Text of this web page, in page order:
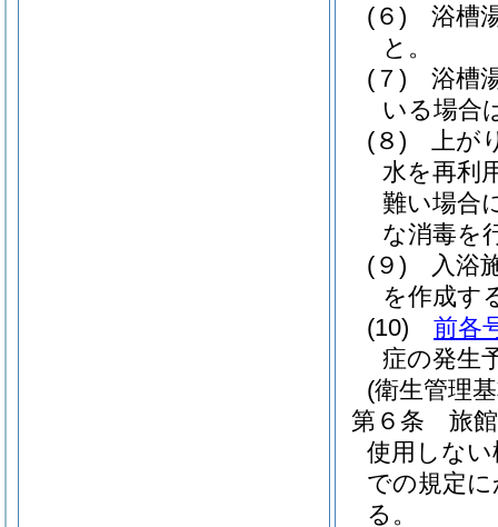
(６)
浴槽
と。
(７)
浴槽
いる場合
(８)
上が
水を再利
難い場合
な消毒を
(９)
入浴
を作成す
(10)
前各
症の発生
(衛生管理
第６条
旅
使用しな
での規定
る。